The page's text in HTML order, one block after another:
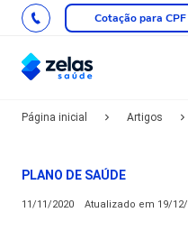
Cotação para CPF
Página inicial Artigos
PLANO DE SAÚDE
11/11/2020 Atualizado em 19/